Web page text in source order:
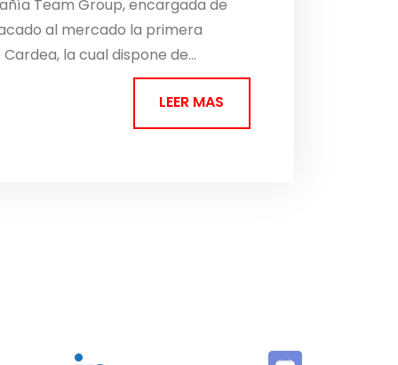
Team Group, encargada de
al mercado la primera
la cual dispone de...
LEER MAS